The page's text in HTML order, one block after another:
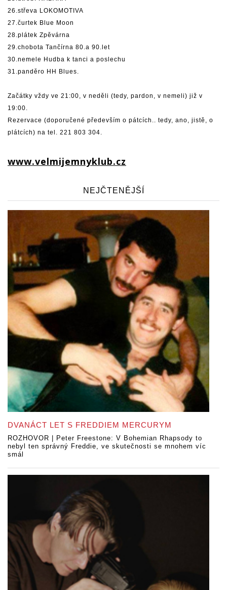
26.střeva LOKOMOTIVA
27.čurtek Blue Moon
28.plátek Zpěvárna
29.chobota Tančírna 80.a 90.let
30.nemele Hudba k tanci a poslechu
31.panděro HH Blues.
Začátky vždy ve 21:00, v neděli (tedy, pardon, v nemeli) již v
19:00.
Rezervace (doporučené především o pátcích.. tedy, ano, jistě, o
plátcích) na tel. 221 803 304.
www.velmijemnyklub.cz
NEJČTENĚJŠÍ
DVANÁCT LET S FREDDIEM MERCURYM
ROZHOVOR | Peter Freestone: V Bohemian Rhapsody to
nebyl ten správný Freddie, ve skutečnosti se mnohem víc
smál